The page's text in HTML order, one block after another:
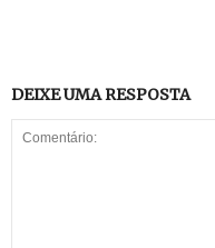
DEIXE UMA RESPOSTA